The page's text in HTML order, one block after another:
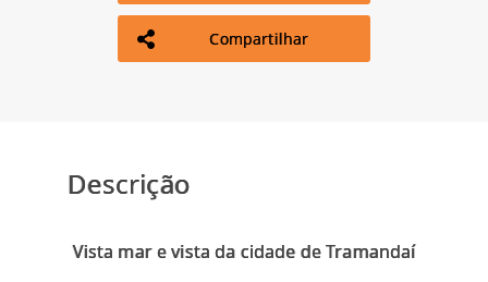
Compartilhar
Descrição
Vista mar e vista da cidade de Tramandaí